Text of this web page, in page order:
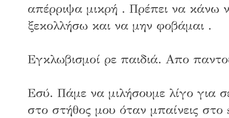
απέρριψα μικρή . Πρέπει να κάνω
ξεκολλήσω και να μην φοβάμαι .
Εγκλωβισμοί ρε παιδιά. Απο
Εσύ. Πάμε να μιλήσουμε λίγο
στο στήθος μου όταν μπαίνεις